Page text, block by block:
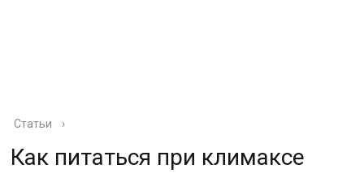
Статьи ›
Как питаться при климаксе